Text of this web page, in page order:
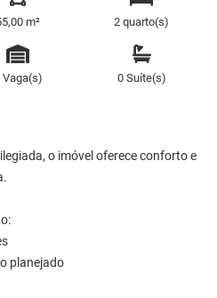
m² 2 quarto(s)
Vaga(s) 0 Suíte(s)
o imóvel oferece conforto e
planejado